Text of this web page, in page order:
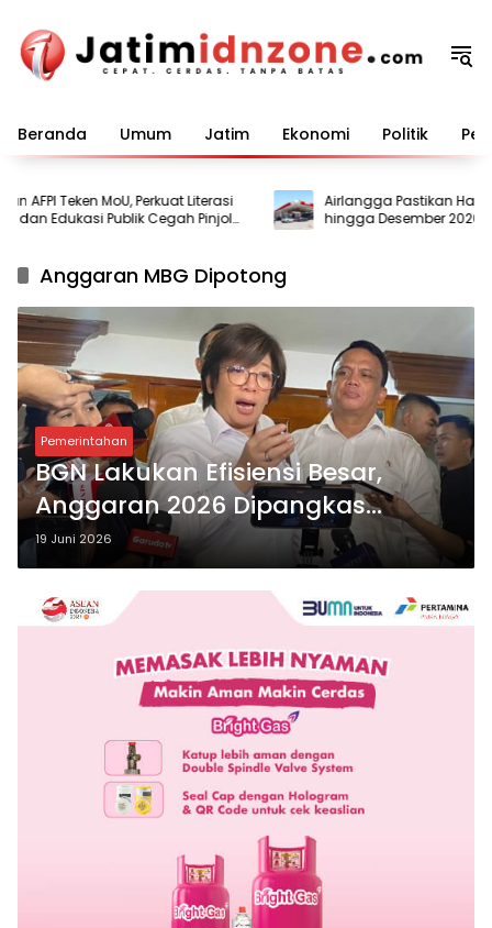
konten
Beranda Umum Jatim Ekonomi Politik
AFPI Teken MoU, Perkuat Literasi
Edukasi Publik Cegah Pinjol
Airlangga Pastikan Harga
hingga Desember 2026,
Penyangga di Tengah
Anggaran MBG Dipotong
Pemerintahan
BGN Lakukan Efisiensi Besar,
Anggaran 2026 Dipangkas
Rp39,62 Triliun
19 Juni 2026